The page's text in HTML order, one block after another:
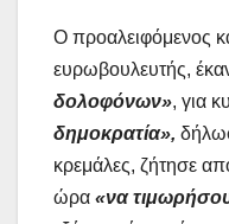
Ο προαλειφόμενος
ευρωβουλευτής,
δολοφόνων», για
δημοκρατία»,
κρεμάλες, ζήτησε
ώρα «να